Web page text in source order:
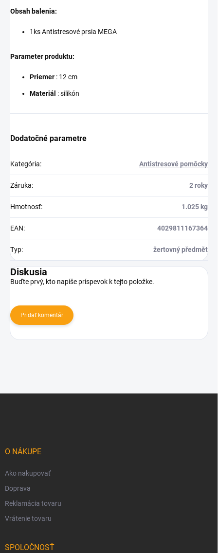
Obsah balenia:
1ks Antistresové prsia MEGA
Parameter produktu:
Priemer : 12 cm
Materiál : silikón
Dodatočné parametre
Kategória: Antistresové pomôcky
Záruka: 2 roky
Hmotnosť: 1.025 kg
EAN: 4029811167364
Typ: žertovný předmět
Diskusia
Buďte prvý, kto napíše príspevok k tejto položke.
Pridať komentár
O NÁKUPE
Ako nakupovať
Doprava
Reklamácia tovaru
Vrátenie tovaru
SPOLOČNOSŤ